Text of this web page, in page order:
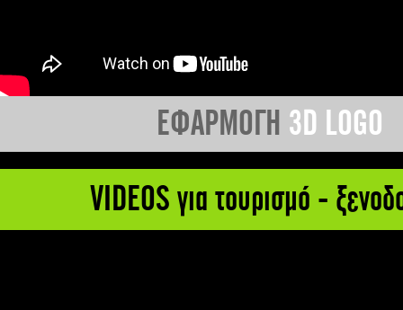
ΕΦΑΡΜΟΓΗ 3D LOGO
VIDEOS για τουρισμό -